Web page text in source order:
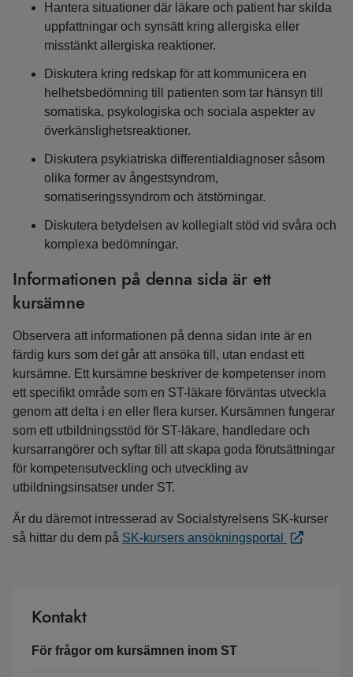
Hantera situationer där läkare och patient har skilda
uppfattningar och synsätt kring allergiska eller
misstänkt allergiska reaktioner.
Diskutera kring redskap för att kommunicera en
helhetsbedömning till patienten som tar hänsyn till
somatiska, psykologiska och sociala aspekter av
överkänslighetsreaktioner.
Diskutera psykiatriska differentialdiagnoser såsom
olika former av ångestsyndrom,
somatiseringssyndrom och ätstörningar.
Diskutera betydelsen av kollegialt stöd vid svåra och
komplexa bedömningar.
Informationen på denna sida är ett
kursämne
Observera att informationen på denna sidan inte är en
färdig kurs som det går att ansöka till, utan endast ett
kursämne. Ett kursämne beskriver de kompetenser inom
ett specifikt område som en ST-läkare förväntas utveckla
genom att delta i en eller flera kurser. Kursämnen fungerar
som ett utbildningsstöd för ST-läkare, handledare och
kursarrangörer och syftar till att skapa goda förutsättningar
för kompetensutveckling och utveckling av
utbildningsinsatser under ST.
Är du däremot intresserad av Socialstyrelsens SK-kurser
så hittar du dem på SK-kursers ansökningsportal
Kontakt
För frågor om kursämnen inom ST